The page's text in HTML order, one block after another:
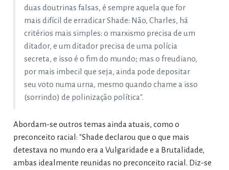
duas doutrinas falsas, é sempre aquela que for
mais difícil de erradicar Shade: Não, Charles, há
critérios mais simples: o marxismo precisa de um
ditador, e um ditador precisa de uma polícia
secreta, e isso é o fim do mundo; mas o freudiano,
por mais imbecil que seja, ainda pode depositar
seu voto numa urna, mesmo quando chame a isso
(sorrindo) de polinização política".
Abordam-se outros temas ainda atuais, como o
preconceito racial: "Shade declarou que o que mais
detestava no mundo era a Vulgaridade e a Brutalidade,
ambas idealmente reunidas no preconceito racial. Diz-se